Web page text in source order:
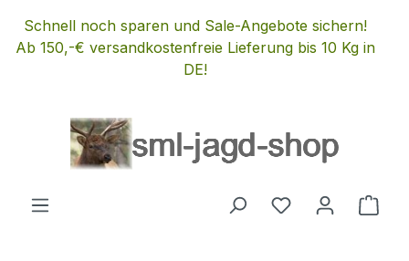
Zum Hauptinhalt springen
Schnell noch sparen und Sale-Angebote sichern!
Ab 150,-€ versandkostenfreie Lieferung bis 10 Kg in
DE!
Du hast 0